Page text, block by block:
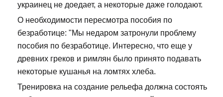
украинец не доедает, а некоторые даже голодают.
О необходимости пересмотра пособия по
безработице: "Мы недаром затронули проблему
пособия по безработице. Интересно, что еще у
древних греков и римлян было принято подавать
некоторые кушанья на ломтях хлеба.
Тренировка на создание рельефа должна состоять